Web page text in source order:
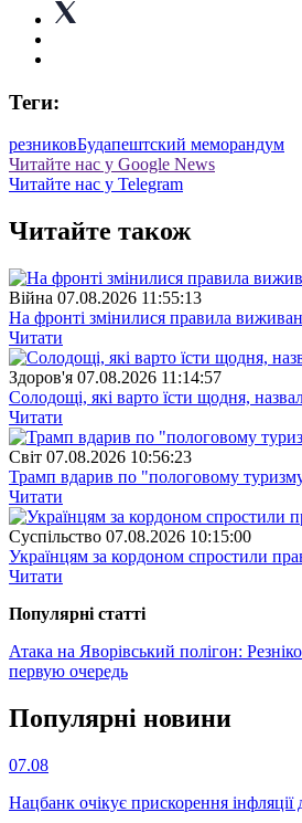
Теги:
резниковБудапештский меморандум
Читайте нас у Google News
Читайте нас у Telegram
Читайте також
Війна 07.08.2026 11:55:13
На фронті змінилися правила
Читати
Здоров'я 07.08.2026 11:14:57
Солодощі, які варто їсти щодня,
Читати
Свiт 07.08.2026 10:56:23
Трамп вдарив по "пологовому
Читати
Суспiльство 07.08.2026 10:15:00
Українцям за кордоном спростили
Читати
Популярнi статтi
Атака на Яворівський полігон:
первую очередь
Популярнi новини
07.08
Нацбанк очікує прискорення